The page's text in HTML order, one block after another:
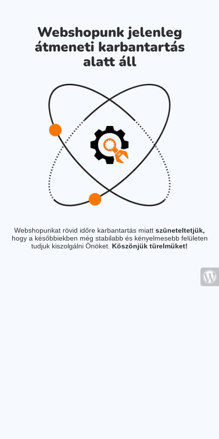
Webshopunk jelenleg
átmeneti karbantartás
alatt áll
Webshopunkat rövid időre karbantartás miatt szüneteltetjük,
hogy a későbbiekben még stabilabb és kényelmesebb felületen
tudjuk kiszolgálni Önöket. Köszönjük türelmüket!